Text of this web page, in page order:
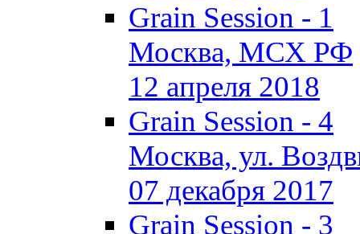
Grain Session - 1
Москва, МСХ РФ
12 апреля 2018
Grain Session - 4
Москва, ул.
07 декабря 2017
Grain Session - 3